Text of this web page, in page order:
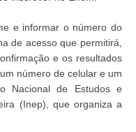
e informar o número do
de acesso que permitirá,
e os resultados
número de celular e um
Nacional de Estudos e
(Inep), que organiza a